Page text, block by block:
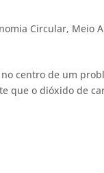
Circular, Meio
no centro de um
que o dióxido de